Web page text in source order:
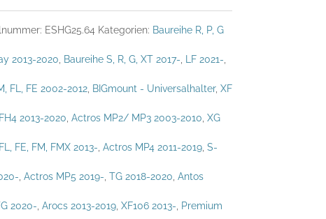
ESHG25.64 Kategorien: Baureihe R, P, G
2013-2020 Baureihe S, R, G, XT 2017- LF 2021-
FL, FE 2002-2012, BIGmount - Universalhalter, XF
FH4 2013-2020 Actros MP2/ MP3 2003-2010 XG
FL, FE, FM, FMX 2013- Actros MP4 2011-2019, S-
Actros MP5 2019- TG 2018-2020 Antos
2020- Arocs 2013-2019, XF106 2013- Premium